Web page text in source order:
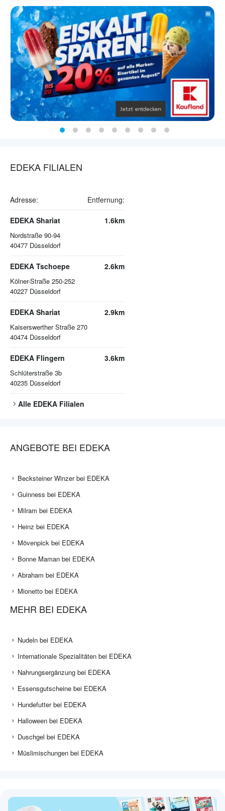
EDEKA FILIALEN
Adresse: Entfernung:
EDEKA Shariat
Nordstraße 90-94
40477 Düsseldorf
1.6km
EDEKA Tschoepe
Kölner-Straße 250-252
40227 Düsseldorf
2.6km
EDEKA Shariat
Kaiserswerther Straße 270
40474 Düsseldorf
2.9km
EDEKA Flingern
Schlüterstraße 3b
40235 Düsseldorf
3.6km
Alle EDEKA Filialen
ANGEBOTE BEI EDEKA
Becksteiner Winzer bei EDEKA
Guinness bei EDEKA
Milram bei EDEKA
Heinz bei EDEKA
Mövenpick bei EDEKA
Bonne Maman bei EDEKA
Abraham bei EDEKA
Mionetto bei EDEKA
MEHR BEI EDEKA
Nudeln bei EDEKA
Internationale Spezialitäten bei EDEKA
Nahrungsergänzung bei EDEKA
Essensgutscheine bei EDEKA
Hundefutter bei EDEKA
Halloween bei EDEKA
Duschgel bei EDEKA
Müslimischungen bei EDEKA